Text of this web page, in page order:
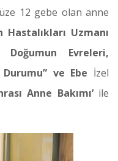
12 gebe olan anne
Hastalıkları Uzmanı
Doğumun Evreleri,
ve Ebe İzel
Anne Bakımı’ ile